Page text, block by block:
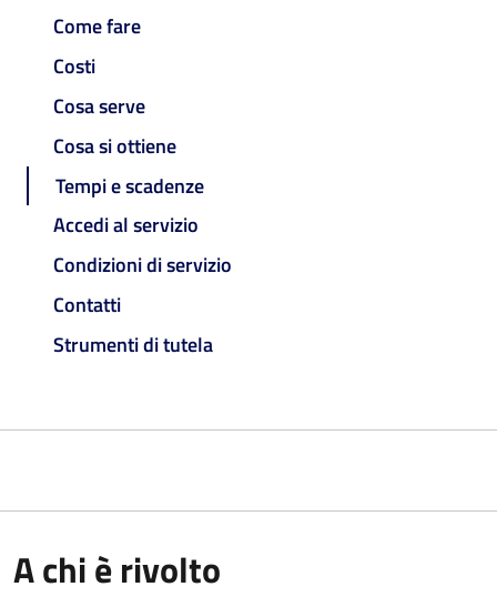
Come fare
Costi
Cosa serve
Cosa si ottiene
Tempi e scadenze
Accedi al servizio
Condizioni di servizio
Contatti
Strumenti di tutela
A chi è rivolto